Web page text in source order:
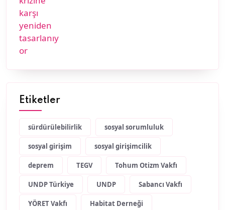
Etiketler
sürdürülebilirlik sosyal sorumluluk
sosyal girişim sosyal girişimcilik
deprem TEGV Tohum Otizm Vakfı
UNDP Türkiye UNDP Sabancı Vakfı
YÖRET Vakfı Habitat Derneği